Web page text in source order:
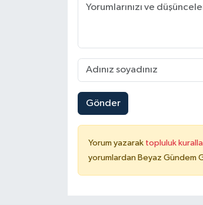
Gönder
Yorum yazarak topluluk
yorumlardan Beyaz Gündem